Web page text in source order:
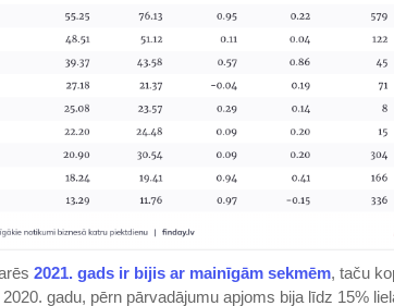
2021. gads ir bijis ar mainīgām sekmēm, taču
gadu, pērn pārvadājumu apjoms bija līdz 15%